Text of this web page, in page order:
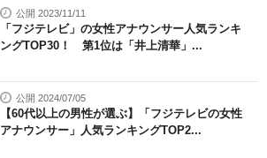
公開 2023/11/11
「フジテレビ」の女性アナウンサー人気ランキ
ングTOP30！ 第1位は「井上清華」...
公開 2024/07/05
【60代以上の男性が選ぶ】「フジテレビの女性
アナウンサー」人気ランキングTOP2...